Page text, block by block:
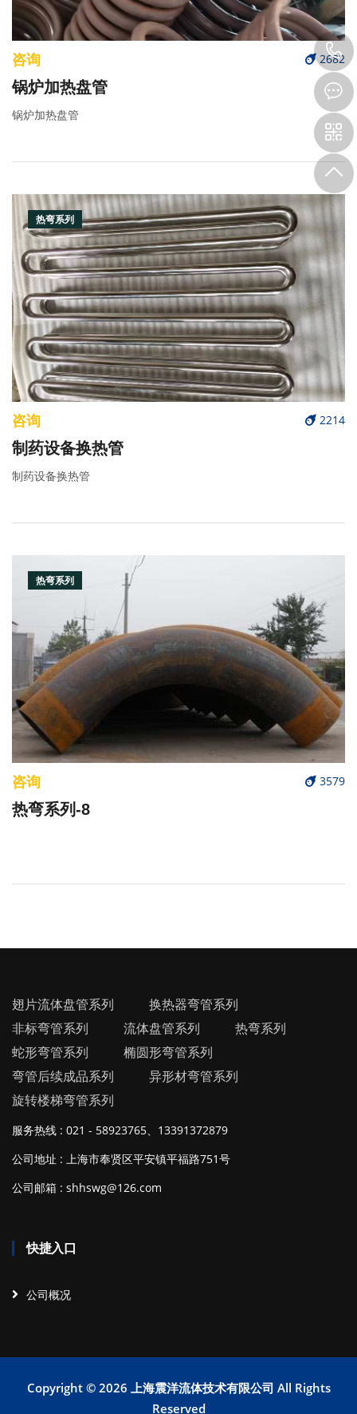
2682
咨询
锅炉加热盘管
锅炉加热盘管
热弯系列
2214
咨询
制药设备换热管
制药设备换热管
热弯系列
3579
咨询
热弯系列-8
翅片流体盘管系列
换热器弯管系列
非标弯管系列
流体盘管系列
热弯系列
蛇形弯管系列
椭圆形弯管系列
弯管后续成品系列
异形材弯管系列
旋转楼梯弯管系列
服务热线 : 021 - 58923765、13391372879
公司地址 : 上海市奉贤区平安镇平福路751号
公司邮箱 : shhswg@126.com
快捷入口
公司概况
Copyright © 2026 上海震洋流体技术有限公司 All Rights
Reserved